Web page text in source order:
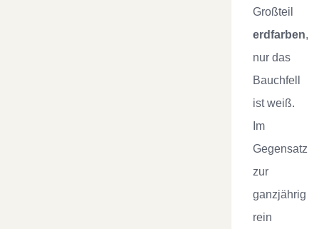
Großteil
erdfarben,
nur das
Bauchfell
ist weiß.
Im
Gegensatz
zur
ganzjährig
rein